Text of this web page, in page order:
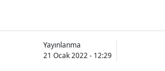
Yayınlanma
21 Ocak 2022 - 12:29